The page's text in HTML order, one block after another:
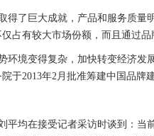
得了巨大成就，产品和服务质
占有较大市场份额，而且通过
环境变得复杂，加快转变经济
于2013年2月批准筹建中国品牌
平均在接受记者采访时谈到：